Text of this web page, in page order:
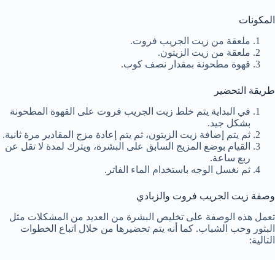
المكونات
ملعقة من زيت الجريب فروت.
ملعقة من زيت الزيتون.
قهوة مطحونة بمقدار نصف كوب.
طريقة التحضير
في البداية يتم خلط زيت الجريب فروت على القهوة المطحونة
بشكل جيد.
ثم يتم إضافة زيت الزيتون، ثم يتم إعادة مزج المقادير مرة ثانية.
القيام بوضع المزيج السابق على البشرة، ويترك لمدة لا تقل عن
ربع ساعة.
ثم نغسل الوجه باستخدام الماء الفاتر.
وصفة زيت الجريب فروت والزبادي
تعمل هذه الوصفة على تخليص البشرة من العديد من المشكلات مثل
البثور وحب الشباب. كما أنه يتم تحضيرها من خلال اتباع الخطوات
التالية: